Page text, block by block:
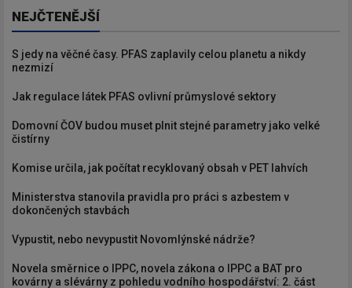
NEJČTENĚJŠÍ
S jedy na věčné časy. PFAS zaplavily celou planetu a nikdy
nezmizí
Jak regulace látek PFAS ovlivní průmyslové sektory
Domovní ČOV budou muset plnit stejné parametry jako velké
čistírny
Komise určila, jak počítat recyklovaný obsah v PET lahvích
Ministerstva stanovila pravidla pro práci s azbestem v
dokončených stavbách
Vypustit, nebo nevypustit Novomlýnské nádrže?
Novela směrnice o IPPC, novela zákona o IPPC a BAT pro
kovárny a slévárny z pohledu vodního hospodářství: 2. část